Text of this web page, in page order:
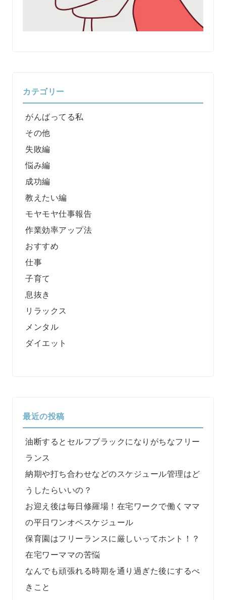
カテゴリー
がんばってる私
その他
失敗編
悩み編
成功編
教えたい編
モヤモヤ仕事報告
作業効率アップ法
おすすめ
仕事
子育て
息抜き
リラックス
メンタル
ダイエット
最近の投稿
油断するとセルフブラックになりがちなフリー
ランス
納期や打ち合わせなどのスケジュール管理はど
うしたらいいの？
お迎え後は毎日修羅場！在宅ワークで働くママ
の平日ワンオペスケジュール
保育園はフリーランスに厳しいってホント！？
在宅ワーママの苦悩
なんでも頑張れる時期を通り過ぎた後にするべ
きこと